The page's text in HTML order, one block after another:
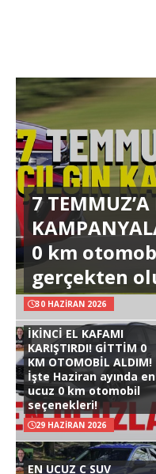
7
0 km
gerçekten
30 HAZIRAN 2026
İKİNCİ EL KAFAMI
KARIŞTIRDI! GİTTİM 0
KM OTOMOBİL ALDIM!
İşte Haziran ayında en
ucuz 0 km otomobil
seçenekleri!
29 HAZIRAN 2026
EN UCUZ C SUV